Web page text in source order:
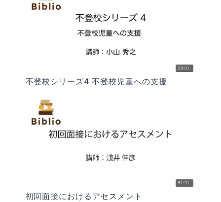
29:01
不登校シリーズ4 不登校児童への支援
51:31
初回面接におけるアセスメント